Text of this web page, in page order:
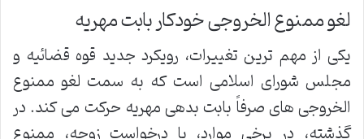
لغو ممنوع الخروجی خودکار بابت مهریه
یکی از مهم ترین تغییرات، رویکرد جدید قوه قضائیه و
مجلس شورای اسلامی است که به سمت لغو ممنوع
الخروجی های صرفاً بابت بدهی مهریه حرکت می کند. در